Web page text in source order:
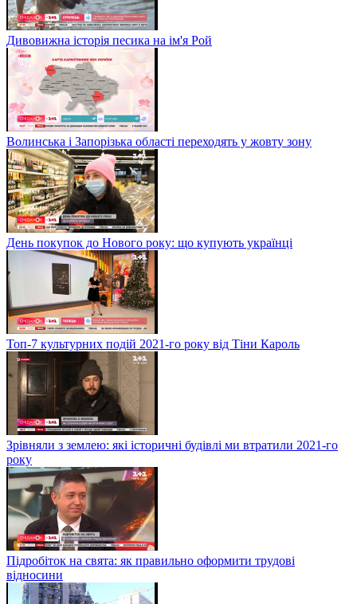
Дивовижна історія песика на ім'я Рой
Волинська і Запорізька області переходять у жовту зону
День покупок до Нового року: що купують українці
Топ-7 культурних подій 2021-го року від Тіни Кароль
Зрівняли з землею: які історичні будівлі ми втратили 2021-го
року
Підробіток на свята: як правильно оформити трудові
відносини